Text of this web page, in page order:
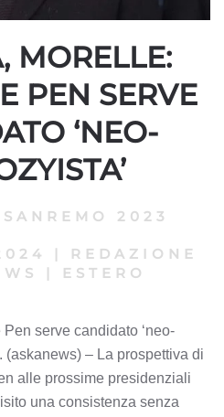
MORELLE:
PEN SERVE
‘NEO-
SANREMO 2023
|
REDAZIONE
| ESTERO
serve candidato ‘neo-
(askanews) – La prospettiva di
alle prossime presidenziali
una consistenza senza